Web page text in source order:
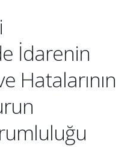
İdarenin
Hatalarının